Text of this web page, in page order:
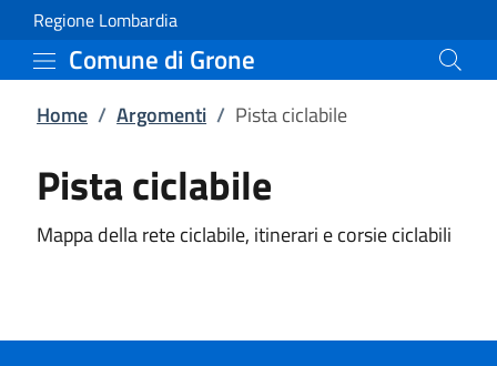
Vai al contenuto principale
Pista ciclabile |
Regione Lombardia
Comune di Grone
Home / Argomenti / Pista ciclabile
Pista ciclabile
Mappa della rete ciclabile, itinerari e corsie ciclabili